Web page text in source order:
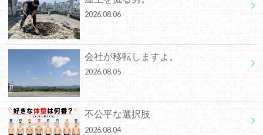
2026.08.06
会社が移転しますよ。
2026.08.05
不公平な選択肢
2026.08.04